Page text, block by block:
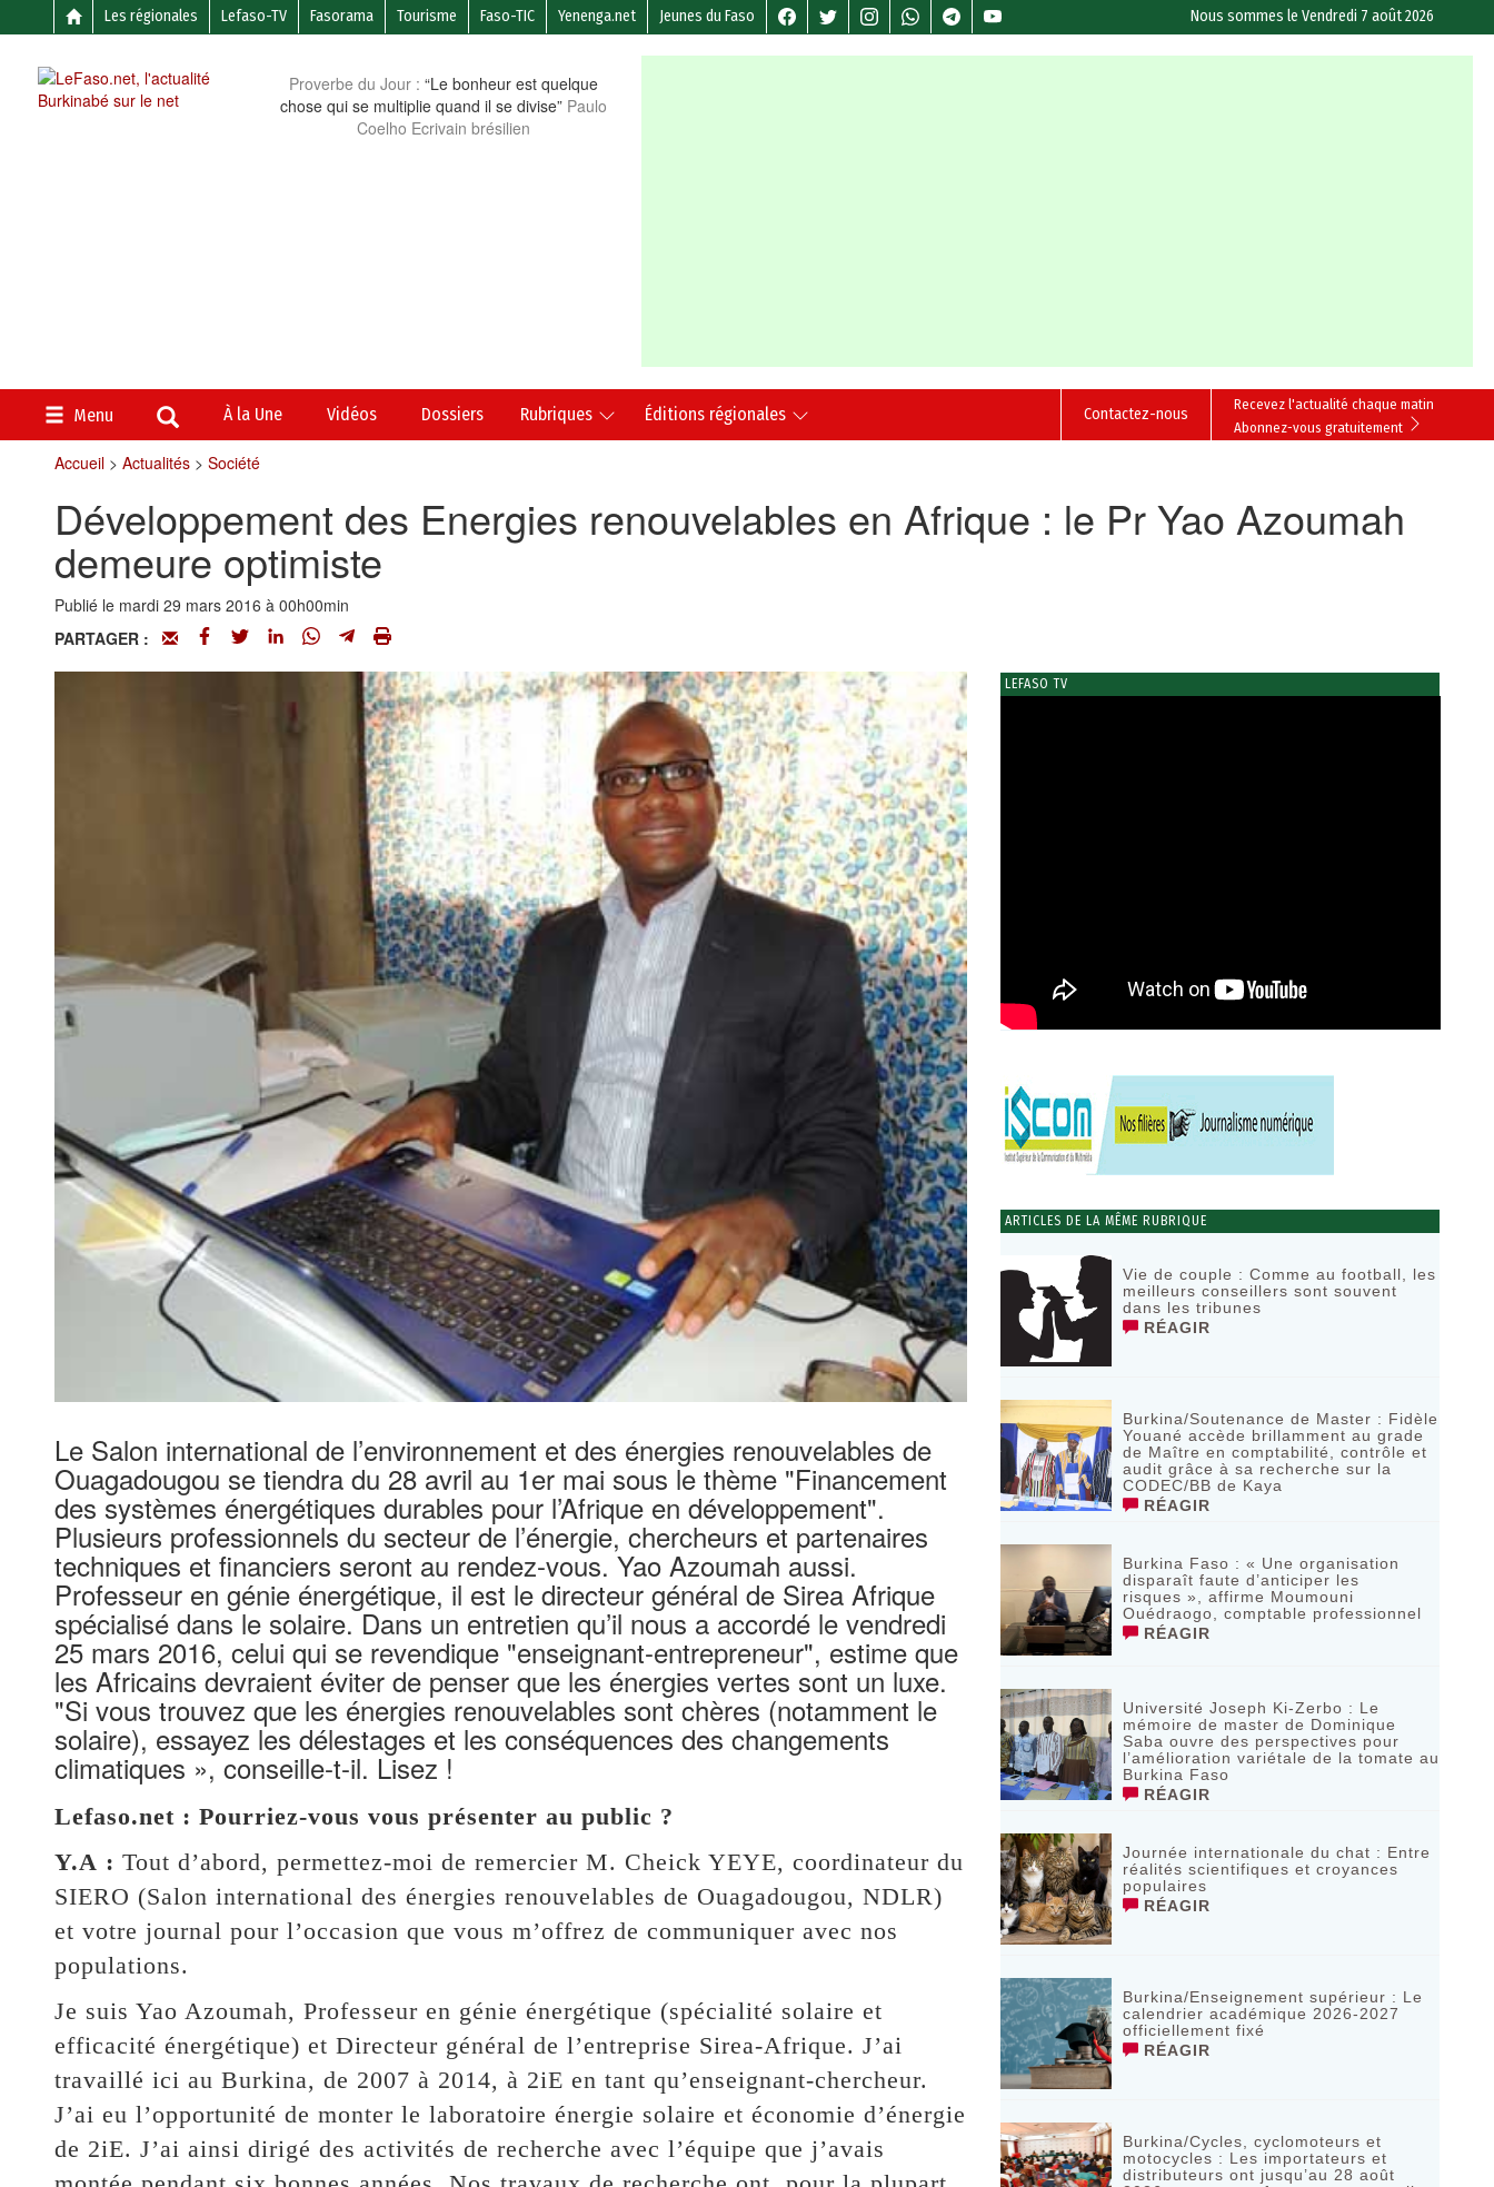
Les régionales Lefaso-TV Fasorama Tourisme Faso-TIC Yenenga.net Jeunes du Faso Nous sommes leVendredi 7 août 2026
Proverbe du Jour : “Le bonheur est quelque
chose qui se multiplie quand il se divise” Paulo
Coelho Ecrivain brésilien
Menu À la Une Vidéos Dossiers Rubriques Éditions régionales
Recevez l'actualité chaque matin
Abonnez-vous gratuitement
Contactez-nous
Accueil> Actualités> Société
Développement des Energies renouvelables en Afrique : le Pr Yao Azoumah
demeure optimiste
Publié le mardi 29 mars 2016 à 00h00min
PARTAGER :
Le Salon international de l’environnement et des énergies renouvelables de
Ouagadougou se tiendra du 28 avril au 1er mai sous le thème "Financement
des systèmes énergétiques durables pour l’Afrique en développement".
Plusieurs professionnels du secteur de l’énergie, chercheurs et partenaires
techniques et financiers seront au rendez-vous. Yao Azoumah aussi.
Professeur en génie énergétique, il est le directeur général de Sirea Afrique
spécialisé dans le solaire. Dans un entretien qu’il nous a accordé le vendredi
25 mars 2016, celui qui se revendique "enseignant-entrepreneur", estime que
les Africains devraient éviter de penser que les énergies vertes sont un luxe.
"Si vous trouvez que les énergies renouvelables sont chères (notamment le
solaire), essayez les délestages et les conséquences des changements
climatiques », conseille-t-il. Lisez !
Lefaso.net : Pourriez-vous vous présenter au public ?
Y.A : Tout d’abord, permettez-moi de remercier M. Cheick YEYE, coordinateur du
SIERO (Salon international des énergies renouvelables de Ouagadougou, NDLR)
et votre journal pour l’occasion que vous m’offrez de communiquer avec nos
populations.
Je suis Yao Azoumah, Professeur en génie énergétique (spécialité solaire et
efficacité énergétique) et Directeur général de l’entreprise Sirea-Afrique. J’ai
travaillé ici au Burkina, de 2007 à 2014, à 2iE en tant qu’enseignant-chercheur.
J’ai eu l’opportunité de monter le laboratoire énergie solaire et économie d’énergie
de 2iE. J’ai ainsi dirigé des activités de recherche avec l’équipe que j’avais
LEFASO TV
ARTICLES DE LA MÊME RUBRIQUE
Vie de couple : Comme au football, les
meilleurs conseillers sont souvent
dans les tribunes
RÉAGIR
Burkina/Soutenance de Master : Fidèle
Youané accède brillamment au grade
de Maître en comptabilité, contrôle et
audit grâce à sa recherche sur la
CODEC/BB de Kaya
RÉAGIR
Burkina Faso : « Une organisation
disparaît faute d’anticiper les
risques », affirme Moumouni
Ouédraogo, comptable professionnel
RÉAGIR
Université Joseph Ki-Zerbo : Le
mémoire de master de Dominique
Saba ouvre des perspectives pour
l’amélioration variétale de la tomate au
Burkina Faso
RÉAGIR
Journée internationale du chat : Entre
réalités scientifiques et croyances
populaires
RÉAGIR
Burkina/Enseignement supérieur : Le
calendrier académique 2026-2027
officiellement fixé
RÉAGIR
Burkina/Cycles, cyclomoteurs et
motocycles : Les importateurs et
distributeurs ont jusqu’au 28 août